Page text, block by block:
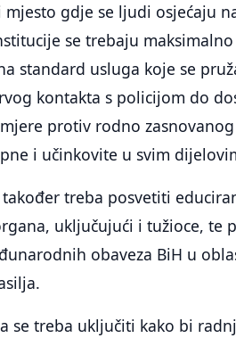
gdje se ljudi osjećaju
se trebaju
standard usluga koje se
kontakta s policijom do
protiv rodno
i učinkovite u svim
također treba posvetiti
uključujući i tužioce, te
obaveza BiH u
se treba uključiti kako bi